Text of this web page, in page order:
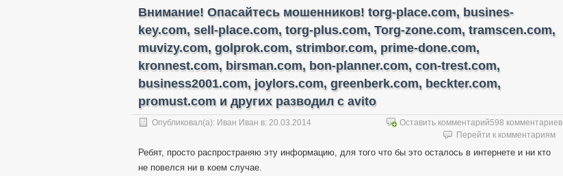
Внимание! Опасайтесь мошенников! torg-place.com, busines-
key.com, sell-place.com, torg-plus.com, Torg-zone.com, tramscen.com,
muvizy.com, golprok.com, strimbor.com, prime-done.com,
kronnest.com, birsman.com, bon-planner.com, con-trest.com,
business2001.com, joylors.com, greenberk.com, beckter.com,
promust.com и других разводил с avito
Опубликовал(а): Иван Иван в: 20.03.2014 Оставить комментарий598 комментариев
Перейти к комментариям
Ребят, просто распространяю эту информацию, для того что бы это осталось в интернете и ни кто
не повелся ни в коем случае.